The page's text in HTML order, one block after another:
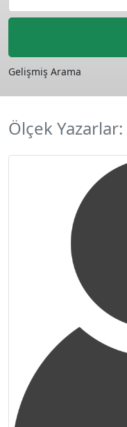
Gelişmiş Arama
Ölçek Yazarlar: